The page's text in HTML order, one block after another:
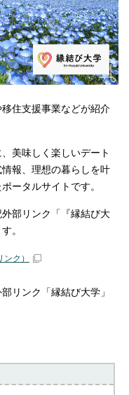
住支援事業などが紹介
美味しく楽しいデート
報、理想の暮らしを叶
ータルサイトです。
部リンク「『縁結び大
。
ンク）
リンク「縁結び大学」